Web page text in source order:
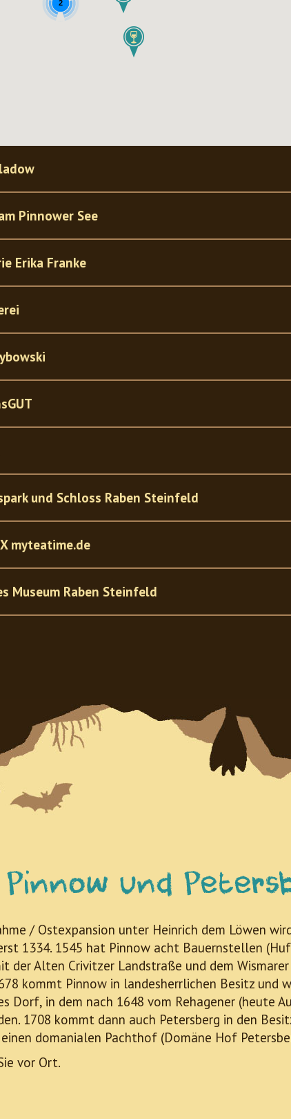
2
Pinnower See
Erika Franke
und Schloss Raben Steinfeld
myteatime.de
Museum Raben Steinfeld
Pinnow und
/ Ostexpansion unter Heinrich dem Löwen
1334. 1545 hat Pinnow acht Bauernstellen
der Alten Crivitzer Landstraße und dem
kommt Pinnow in landesherrlichen Besitz und
Dorf, in dem nach 1648 vom Rehagener (heute
1708 kommt dann auch Petersberg in den
domanialen Pachthof (Domäne Hof
vor Ort.